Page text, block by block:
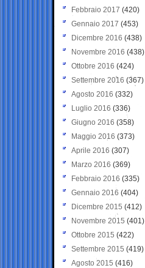
Febbraio 2017 (420)
Gennaio 2017 (453)
Dicembre 2016 (438)
Novembre 2016 (438)
Ottobre 2016 (424)
Settembre 2016 (367)
Agosto 2016 (332)
Luglio 2016 (336)
Giugno 2016 (358)
Maggio 2016 (373)
Aprile 2016 (307)
Marzo 2016 (369)
Febbraio 2016 (335)
Gennaio 2016 (404)
Dicembre 2015 (412)
Novembre 2015 (401)
Ottobre 2015 (422)
Settembre 2015 (419)
Agosto 2015 (416)